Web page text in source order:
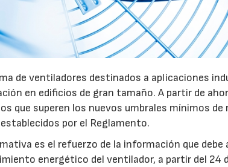
de ventiladores destinados a aplicaciones
en edificios de gran tamaño. A partir de
que superen los nuevos umbrales mínimos
por el Reglamento.
es el refuerzo de la información que debe
energético del ventilador, a partir del 24